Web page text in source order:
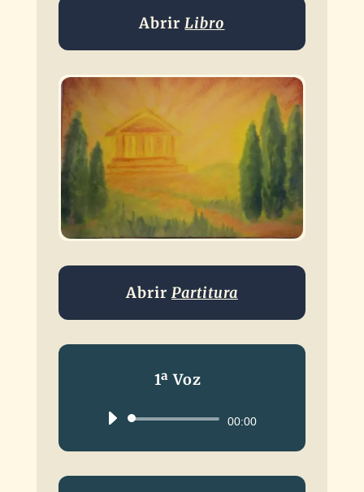
AbrirLibro
Abrir Partitura
1ª Voz
Reproductor00:00